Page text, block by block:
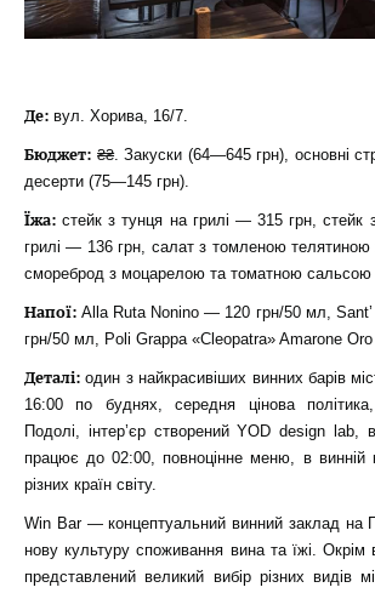
Де: вул. Хорива, 16/7.
Бюджет: ₴₴. Закуски (64—645 грн), основні
десерти (75—145 грн).
Їжа:стейк з тунця на грилі — 315 грн, стейк
грилі — 136 грн, салат з томленою телятиною
смореброд з моцарелою та томатною
Напої:Alla Ruta Nonino — 120 грн/50 мл,
грн/50 мл, Poli Grappa «Cleopatra» Amarone
Деталі:один з найкрасивіших винних барів
16:00 по буднях, середня цінова
Подолі, інтер’єр створений YOD design lab,
працює до 02:00, повноцінне меню, в винній
різних країн світу.
Win Bar — концептуальний винний заклад на
нову культуру споживання вина та їжі. Окрім
представлений великий вибір різних видів